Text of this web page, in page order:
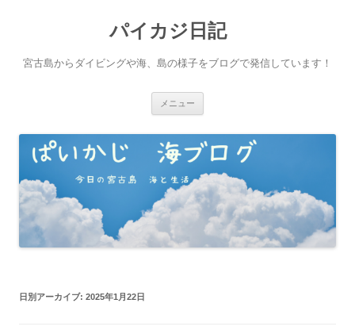
パイカジ日記
宮古島からダイビングや海、島の様子をブログで発信しています！
メニュー
ツ
へ
ス
キ
ッ
プ
日別アーカイブ: 2025年1月22日